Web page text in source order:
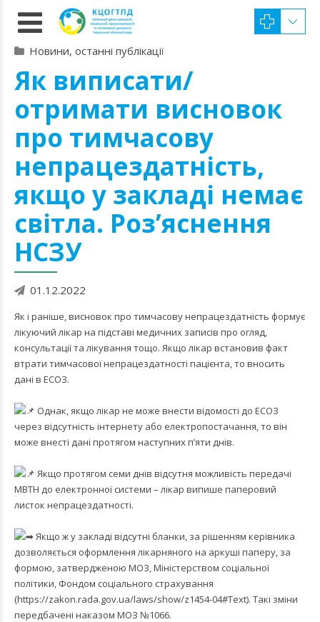
Новини, останні публікації
Як виписати/
отримати висновок
про тимчасову
непрацездатність,
якщо у закладі немає
світла. Роз’яснення
НСЗУ
01.12.2022
Як і раніше, висновок про тимчасову непрацездатність формує
лікуючий лікар на підставі медичних записів про огляд,
консультації та лікування тощо. Якщо лікар встановив факт
втрати тимчасової непрацездатності пацієнта, то вносить
дані в ЕСОЗ.
Однак, якщо лікар не може внести відомості до ЕСОЗ
через відсутність інтернету або електропостачання, то він
може внесті дані протягом наступних п’яти днів.
Якщо протягом семи днів відсутня можливість передачі
МВТН до електронної системи – лікар випише паперовий
листок непрацездатності.
Якщо ж у закладі відсутні бланки, за рішенням керівника
дозволяється оформлення лікарняного на аркуші паперу, за
формою, затвердженою МОЗ, Міністерством соціальної
політики, Фондом соціального страхування
(https://zakon.rada.gov.ua/laws/show/z1454-04#Text). Такі зміни
передбачені наказом МОЗ №1066.